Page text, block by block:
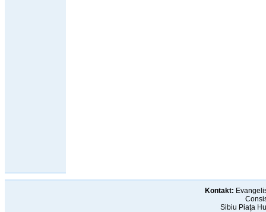
Kontakt:
Sibiu Piaţa